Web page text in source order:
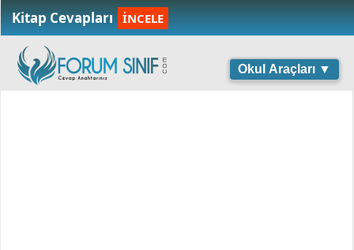
Kitap Cevapları İNCELE
Okul Araçları ▼